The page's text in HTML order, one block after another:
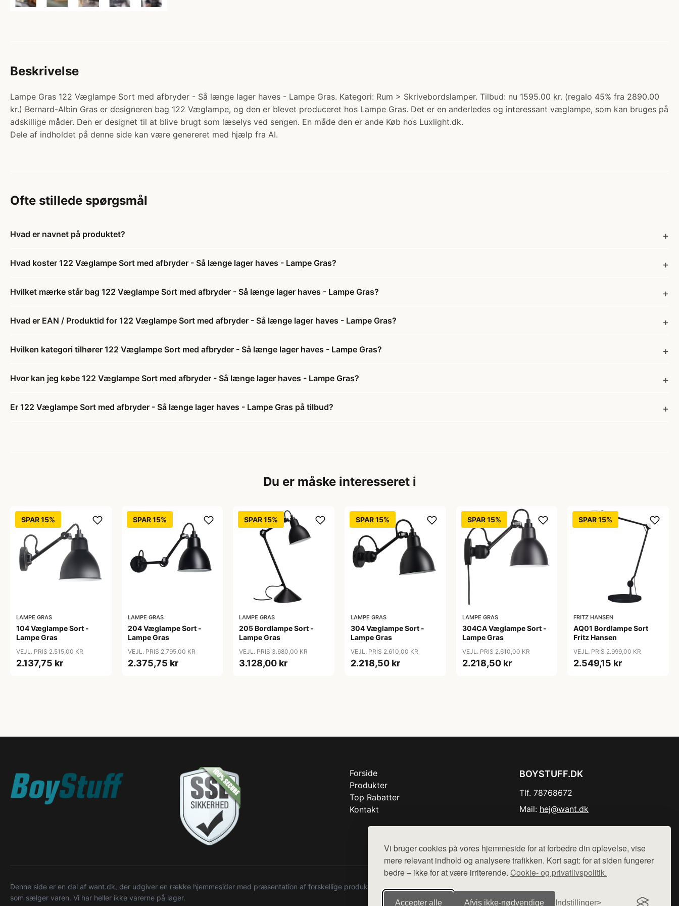
Vi bruger cookies på vores hjemmeside for at forbedre din oplevelse, vise
mere relevant indhold og analysere trafikken. Kort sagt: for at siden fungerer
bedre – ikke for at være irriterende. Cookie- og privatlivspolitik.
Accepter alle Afvis ikke‑nødvendige Indstillinger
Beskrivelse
Lampe Gras 122 Væglampe Sort med afbryder - Så længe lager haves - Lampe Gras. Kategori: Rum > Skrivebordslamper. Tilbud: nu 1595.00 kr. (regalo 45% fra 2890.00
kr.) Bernard-Albin Gras er designeren bag 122 Væglampe, og den er blevet produceret hos Lampe Gras. Det er en anderledes og interessant væglampe, som kan bruges på
adskillige måder. Den er designet til at blive brugt som læselys ved sengen. En måde den er ande Køb hos Luxlight.dk.
Dele af indholdet på denne side kan være genereret med hjælp fra AI.
Ofte stillede spørgsmål
Hvad er navnet på produktet?
Hvad koster 122 Væglampe Sort med afbryder - Så længe lager haves - Lampe Gras?
Hvilket mærke står bag 122 Væglampe Sort med afbryder - Så længe lager haves - Lampe Gras?
Hvad er EAN / Produktid for 122 Væglampe Sort med afbryder - Så længe lager haves - Lampe Gras?
Hvilken kategori tilhører 122 Væglampe Sort med afbryder - Så længe lager haves - Lampe Gras?
Hvor kan jeg købe 122 Væglampe Sort med afbryder - Så længe lager haves - Lampe Gras?
Er 122 Væglampe Sort med afbryder - Så længe lager haves - Lampe Gras på tilbud?
Du er måske interesseret i
SPAR 15%
LAMPE GRAS
104 Væglampe Sort -
Lampe Gras
VEJL. PRIS 2.515,00 KR
2.137,75 kr
SPAR 15%
LAMPE GRAS
204 Væglampe Sort -
Lampe Gras
VEJL. PRIS 2.795,00 KR
2.375,75 kr
SPAR 15%
LAMPE GRAS
205 Bordlampe Sort -
Lampe Gras
VEJL. PRIS 3.680,00 KR
3.128,00 kr
SPAR 15%
LAMPE GRAS
304 Væglampe Sort -
Lampe Gras
VEJL. PRIS 2.610,00 KR
2.218,50 kr
SPAR 15%
LAMPE GRAS
304CA Væglampe Sort -
Lampe Gras
VEJL. PRIS 2.610,00 KR
2.218,50 kr
SPAR 15%
FRITZ HANSEN
AQ01 Bordlampe Sort
Fritz Hansen
VEJL. PRIS 2.999,00 KR
2.549,15 kr
Forside
Produkter
Top Rabatter
Kontakt
BOYSTUFF.DK
Tlf. 78768672
Mail: hej@want.dk
Denne side er en del af want.dk, der udgiver en række hjemmesider med præsentation af forskellige produkter fra diverse webshops. Der sælges ikke varer fra denne side - vi henviser til de shops,
som sælger varen. Vi har heller ikke varerne på lager.